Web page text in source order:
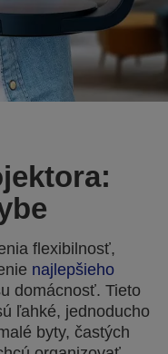
flexibilnosť,
najlepšieho
domácnosť. Tieto
ľahké, jednoducho
byty, častých